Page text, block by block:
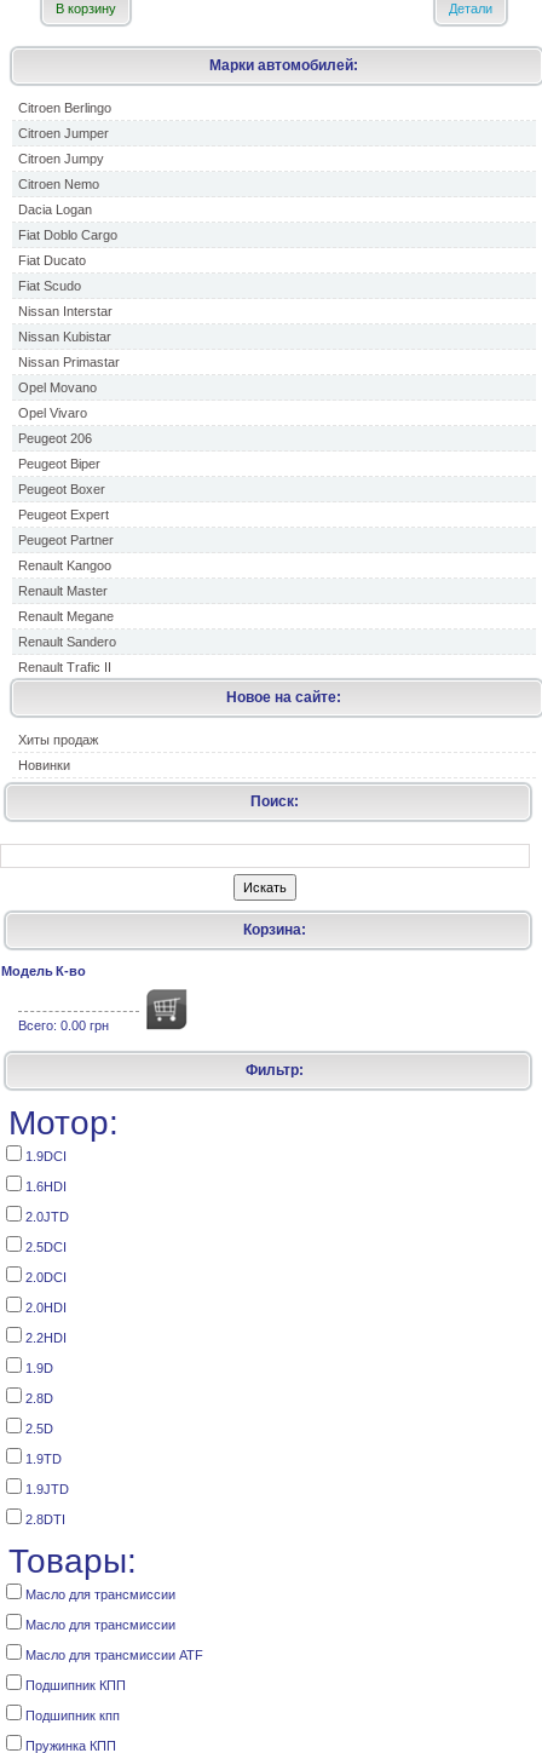
Марки автомобилей:
Citroen Berlingo
Citroen Jumper
Citroen Jumpy
Citroen Nemo
Dacia Logan
Fiat Doblo Cargo
Fiat Ducato
Fiat Scudo
Nissan Interstar
Nissan Kubistar
Nissan Primastar
Opel Movano
Opel Vivaro
Peugeot 206
Peugeot Biper
Peugeot Boxer
Peugeot Expert
Peugeot Partner
Renault Kangoo
Renault Master
Renault Megane
Renault Sandero
Renault Trafic II
Новое на сайте:
Хиты продаж
Новинки
В корзину
Детали
Поиск:
Корзина:
Модель К-во
Всего: 0.00 грн
Фильтр:
Мотор:
1.9DCI
1.6HDI
2.0JTD
2.5DCI
2.0DCI
2.0HDI
2.2HDI
1.9D
2.8D
2.5D
1.9TD
1.9JTD
2.8DTI
Товары:
Масло для трансмиссии
Масло для трансмиссии
Масло для трансмиссии ATF
Подшипник КПП
Подшипник кпп
Пружинка КПП